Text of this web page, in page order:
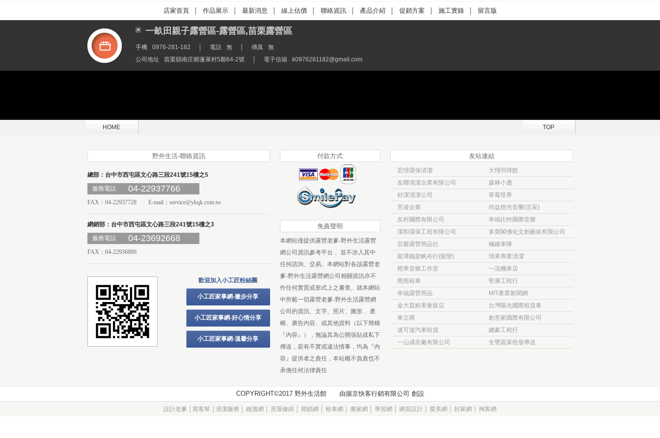
店家首頁 作品展示 最新消息 線上估價 聯絡資訊 產品介紹 促銷方案 施工實錄 留言版
一畝田親子露營區-露營區,苗栗露營區
手機 0976-281-182 電話 無 傳真
無
公司地址
苗栗縣南庄鄉蓬萊村5鄰64-2號 電子信箱 k0976281182@gmail.com
HOME TOP
野外生活-聯絡資訊
總部：台中市西屯區文心路三段241號15樓之5
服務電話
04-22937766
FAX：04-22937728 E-mail： service@ykqk.com.tw
網銷部：台中市西屯區文心路三段241號15樓之3
服務電話
04-23692668
FAX：04-22936886
歡迎加入小工匠粉絲團
小工匠家事網-撇步分享
小工匠家事網-好心情分享
小工匠家事網-溫馨分享
付款方式
免責聲明
本網站僅提供露營老爹-野外生活露營
網公司資訊參考平台， 並不涉入其中
任何諮詢、交易。本網站對各該露營老
爹-野外生活露營網公司相關資訊亦不
作任何實質或形式上之審查。就本網站
中所載一切露營老爹-野外生活露營網
公司的資訊、文字、照片、圖形 、產
權、廣告內容、或其他資料（以下簡稱
『內容』），無論其為公開張貼或私下
傳送，若有不實或違法情事，均為『內
容』提供者之責任，本站概不負責也不
承擔任何法律責任
友站連結
宏璟環保清潔
大翔羽球館
友聯清潔企業有限公司
森林小鹿
好潔清潔公司
草莓世界
芳凌企業
尚益燈光音響(京采)
友村國際有限公司
幸福比特國際音樂
潔和環保工程有限公司
多寶閣佛化文創藝術有限公司
百樂露營用品社
極緻車隊
龍潭鐵架帆布行(龍聖)
璟來專業清潔
橙果音樂工作室
一流機車店
熊熊租車
聖康工程行
幸福露營用品
MIT產業新聞網
金大荔鮮果量販店
台灣陽光國際租賃車
車立購
創意家國際有限公司
速可達汽車租賃
總豪工程行
一山成衣廠有限公司
全豐蔬菜批發專送
COPYRIGHT©2017 野外生活館 由揚京快客行銷有限公司 創設
設計老爹 窩客幫 清潔服務 維護網 房屋修繕 開鎖網 租車網 搬家網 學習網 網頁設計 愛美網 好家網 掏客網